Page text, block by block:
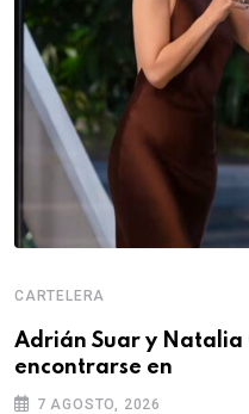
CARTELERA
Adrián Suar y Natalia
encontrarse en
7 AGOSTO, 2026